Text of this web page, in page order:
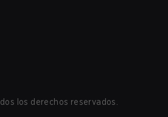
los derechos reservados.